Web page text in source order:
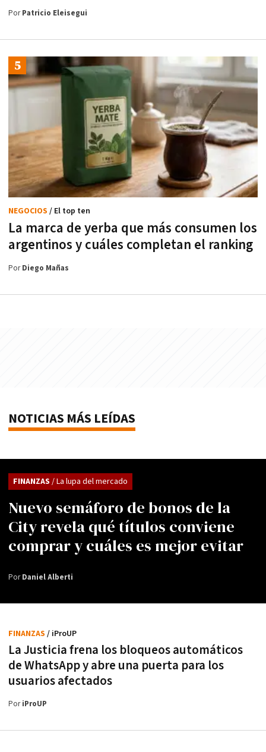
PorPatricio Eleisegui
La marca de yerba que más consumen los
argentinos y cuáles completan el ranking
NEGOCIOS / El top ten
PorDiego Mañas
NOTICIAS MÁS LEÍDAS
Nuevo semáforo de bonos de la
City revela qué títulos conviene
comprar y cuáles es mejor evitar
FINANZAS / La lupa del mercado
PorDaniel Alberti
La Justicia frena los bloqueos automáticos
de WhatsApp y abre una puerta para los
usuarios afectados
FINANZAS / iProUP
PoriProUP